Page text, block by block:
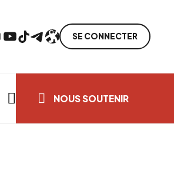
YouTube TikTok TelegramLien SE CONNECTER
NOUS SOUTENIR